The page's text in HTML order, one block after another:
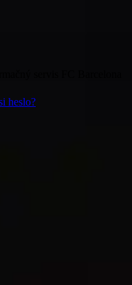
heslo?